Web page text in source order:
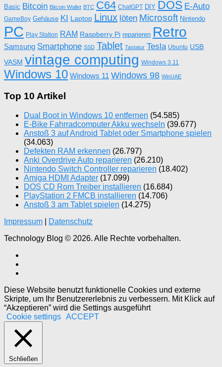
Basic Bitcoin Bitcoin Wallet BTC C64 ChatGPT DIY DOS E-Auto
GameBoy Gehäuse KI Laptop Linux löten Microsoft Nintendo
PC Play Station RAM Raspberry Pi reparieren Retro
Samsung Smartphone SSD Tablet Tastatur Tesla Ubuntu USB
VASM vintage computing Windows 3.11
Windows 10 Windows 11 Windows 98 WinUAE
Top 10 Artikel
Dual Boot in Windows 10 entfernen (54.585)
E-Bike Fahrradcomputer Akku wechseln (39.677)
Anstoß 3 auf Android Tablet oder Smartphone spielen
(34.063)
Defekten RAM erkennen (26.797)
Anki Overdrive Auto reparieren (26.210)
Nintendo Switch Controller reparieren (18.402)
Amiga HDMI Adapter (17.099)
DOS CD Rom Treiber installieren (16.684)
PlayStation 2 FMCB installieren (14.706)
Anstoß 3 am Tablet spielen (14.275)
Impressum
Datenschutz
Technology Blog © 2026. Alle Rechte vorbehalten.
Diese Website benutzt funktionelle Cookies und externe
Skripte, um Ihr Benutzererlebnis zu verbessern. Mit Klick auf
“Akzeptieren” wird die Settings ausgeführt
Cookie settings ACCEPT
Schließen